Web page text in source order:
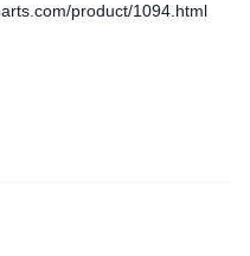
product/1094.html